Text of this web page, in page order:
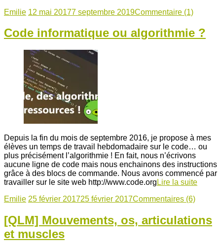
Emilie 12 mai 20177 septembre 2019Commentaire (1)
Code informatique ou algorithmie ?
Depuis la fin du mois de septembre 2016, je propose à mes
élèves un temps de travail hebdomadaire sur le code… ou
plus précisément l’algorithmie ! En fait, nous n’écrivons
aucune ligne de code mais nous enchainons des instructions
grâce à des blocs de commande. Nous avons commencé par
travailler sur le site web http://www.code.org Lire la suite
Emilie 25 février 201725 février 2017Commentaires (6)
[QLM] Mouvements, os, articulations
et muscles